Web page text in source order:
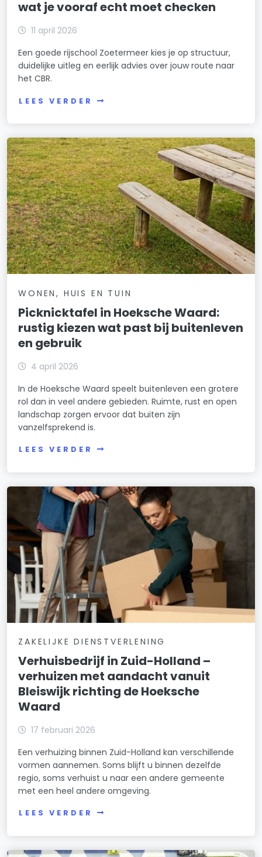
wat je vooraf echt moet checken
11 april 2026
Een goede rijschool Zoetermeer kies je op structuur,
duidelijke uitleg en eerlijk advies over jouw route naar
het CBR.
LEES VERDER
WONEN, HUIS EN TUIN
Picknicktafel in Hoeksche Waard:
rustig kiezen wat past bij buitenleven
en gebruik
4 april 2026
In de Hoeksche Waard speelt buitenleven een grotere
rol dan in veel andere gebieden. Ruimte, rust en open
landschap zorgen ervoor dat buiten zijn
vanzelfsprekend is.
LEES VERDER
ZAKELIJKE DIENSTVERLENING
Verhuisbedrijf in Zuid-Holland –
verhuizen met aandacht vanuit
Bleiswijk richting de Hoeksche
Waard
17 februari 2026
Een verhuizing binnen Zuid-Holland kan verschillende
vormen aannemen. Soms blijft u binnen dezelfde
regio, soms verhuist u naar een andere gemeente
met een heel andere omgeving.
LEES VERDER